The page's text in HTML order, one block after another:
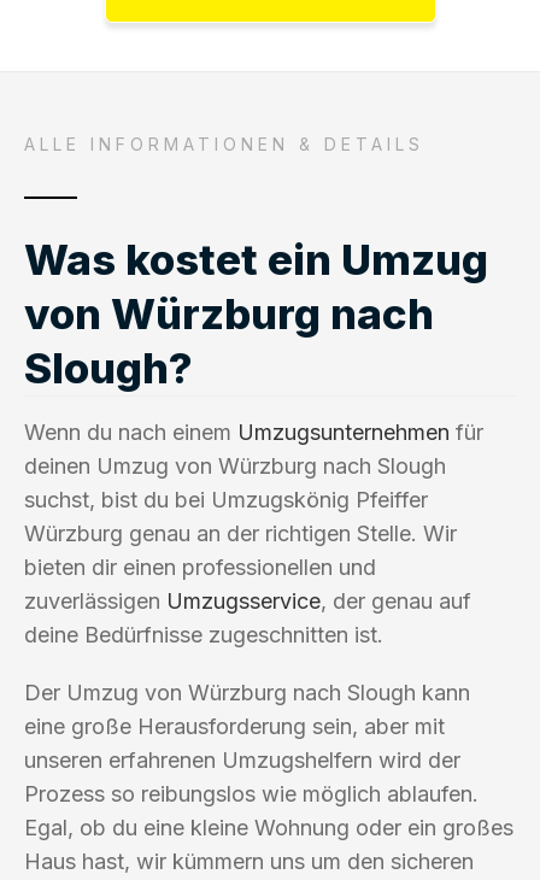
ALLE INFORMATIONEN & DETAILS
Was kostet ein Umzug
von Würzburg nach
Slough?
Wenn du nach einem Umzugsunternehmen für
deinen Umzug von Würzburg nach Slough
suchst, bist du bei Umzugskönig Pfeiffer
Würzburg genau an der richtigen Stelle. Wir
bieten dir einen professionellen und
zuverlässigen Umzugsservice, der genau auf
deine Bedürfnisse zugeschnitten ist.
Der Umzug von Würzburg nach Slough kann
eine große Herausforderung sein, aber mit
unseren erfahrenen Umzugshelfern wird der
Prozess so reibungslos wie möglich ablaufen.
Egal, ob du eine kleine Wohnung oder ein großes
Haus hast, wir kümmern uns um den sicheren